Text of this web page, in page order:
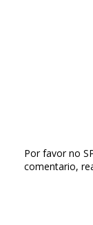
Por favor no
comentario,